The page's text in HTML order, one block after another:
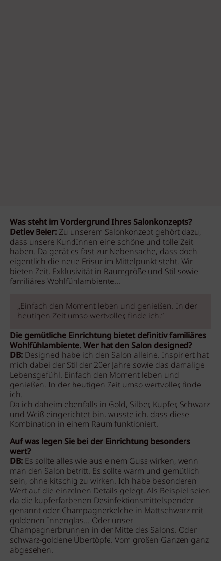
Was steht im Vordergrund Ihres Salonkonzepts?
Detlev Beier:Zu unserem Salonkonzept gehört dazu,
dass unsere KundInnen eine schöne und tolle Zeit
haben. Da gerät es fast zur Nebensache, dass doch
eigentlich die neue Frisur im Mittelpunkt steht. Wir
bieten Zeit, Exklusivität in Raumgröße und Stil sowie
familiäres Wohlfühlambiente...
„Einfach den Moment leben und genießen. In der
heutigen Zeit umso wertvoller, finde ich.“
Die gemütliche Einrichtung bietet definitiv familiäres
Wohlfühlambiente. Wer hat den Salon designed?
DB: Designed habe ich den Salon alleine. Inspiriert hat
mich dabei der Stil der 20er Jahre sowie das damalige
Lebensgefühl. Einfach den Moment leben und
genießen. In der heutigen Zeit umso wertvoller, finde
ich.
Da ich daheim ebenfalls in Gold, Silber, Kupfer, Schwarz
und Weiß eingerichtet bin, wusste ich, dass diese
Kombination in einem Raum funktioniert.
Auf was legen Sie bei der Einrichtung besonders
wert?
DB: Es sollte alles wie aus einem Guss wirken, wenn
man den Salon betritt. Es sollte warm und gemütlich
sein, ohne kitschig zu wirken. Ich habe besonderen
Wert auf die einzelnen Details gelegt. Als Beispiel seien
da die kupferfarbenen Desinfektionsmittelspender
genannt oder Champagnerkelche in Mattschwarz mit
goldenen Innenglas... Oder unser
Champagnerbrunnen in der Mitte des Salons. Oder
schwarz-goldene Übertöpfe. Vom großen Ganzen ganz
abgesehen.